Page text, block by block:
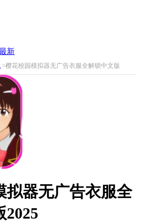
新
>樱花校园模拟器无广告衣服全解锁中文版
拟器无广告衣服全
2025